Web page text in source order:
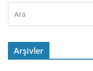
Arşivler